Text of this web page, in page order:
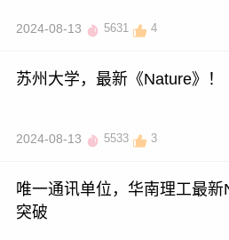
2024-08-13 5631 4
苏州大学，最新《Nature》！
2024-08-13 5533 3
唯一通讯单位，华南理工最
突破